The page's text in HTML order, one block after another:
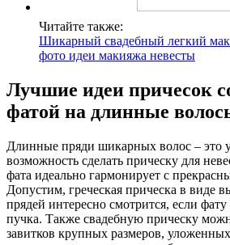
Читайте также:
Шикарный свадебный легкий
фото идеи макияжа невесты
Лучшие идеи причесок
фатой на длинные
Длинные пряди шикарных волос – это
возможность сделать прическу для
фата идеально гармонирует с
Допустим, греческая прическа в виде
прядей интересно смотрится, если
пучка. Также свадебную прическу
завитков крупных размеров,